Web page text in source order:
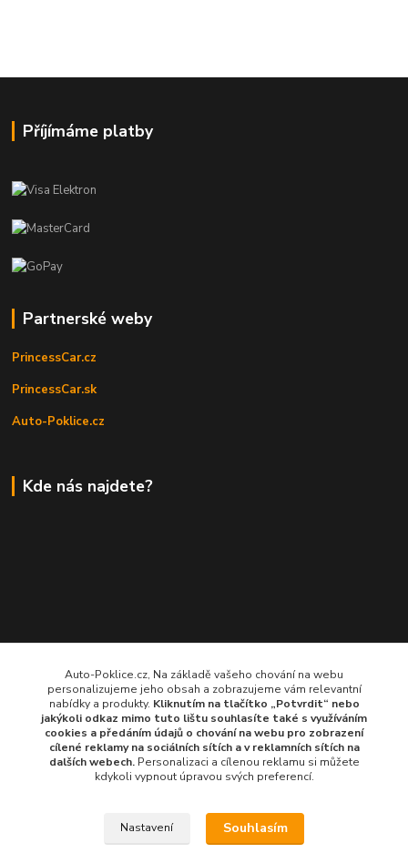
Příjímáme platby
Partnerské weby
PrincessCar.cz
PrincessCar.sk
Auto-Poklice.cz
Kde nás najdete?
Auto-Poklice.cz, Na základě vašeho chování na webu
personalizujeme jeho obsah a zobrazujeme vám relevantní
nabídky a produkty. Kliknutím na tlačítko „Potvrdit“ nebo
jakýkoli odkaz mimo tuto lištu souhlasíte také s využíváním
cookies a předáním údajů o chování na webu pro zobrazení
cílené reklamy na sociálních sítích a v reklamních sítíchna
dalších webech.Personalizaci a cílenou reklamu si můžete
kdykoli vypnout úpravou svých preferencí.
Nastavení Souhlasím